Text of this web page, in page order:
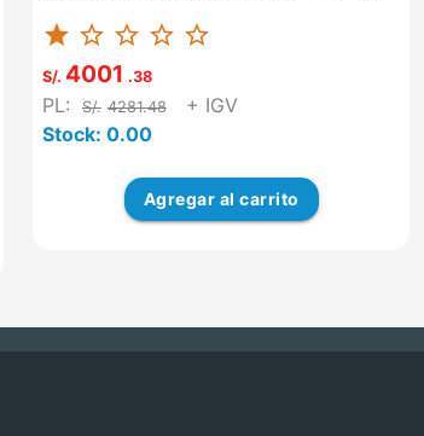
VGA: NO HD...
star star_border star_border star_border star_border
S/. 4001 .38
PL: S/. 4281.48
+ IGV
Stock: 0.00
Agregar al carrito